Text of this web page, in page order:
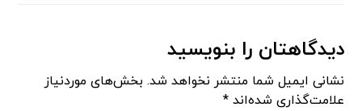
دیدگاهتان را بنویسید
نشانی ایمیل شما منتشر نخواهد شد. بخش‌های موردنیاز
علامت‌گذاری شده‌اند*